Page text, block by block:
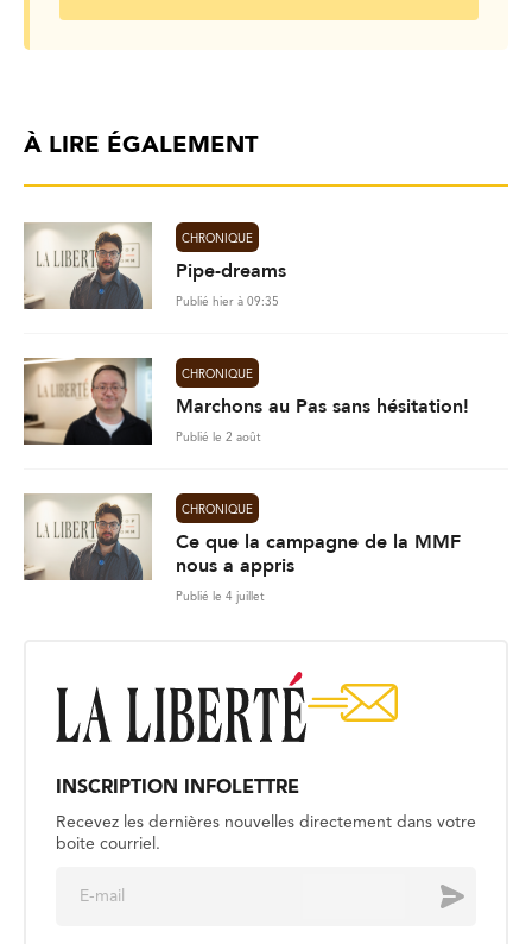
À LIRE ÉGALEMENT
CHRONIQUE
Pipe-dreams
Publié hier à 09:35
CHRONIQUE
Marchons au Pas sans hésitation!
Publié le 2 août
CHRONIQUE
Ce que la campagne de la MMF
nous a appris
Publié le 4 juillet
INSCRIPTION INFOLETTRE
Recevez les dernières nouvelles directement dans votre
boite courriel.
Envoyer